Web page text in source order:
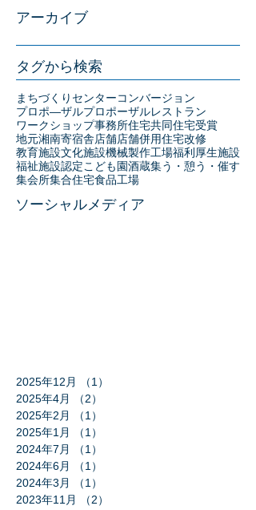
アーカイブ
タグから検索
まちづくりセンターコンバージョン
プロポ―ザルプロポーザルレストラン
ワークショップ事務所住宅共同住宅受賞
地元湘南寄宿舎店舗店舗併用住宅改修
教育施設文化施設機械製作工場福利厚生施設
福祉施設認定こども園酒蔵集う・憩う・催す
集会所集合住宅食品工場
ソーシャルメディア
2025年12月 （1）
2025年4月
（2）
2025年2月
（1）
2025年1月
（1）
2024年7月
（1）
2024年6月
（1）
2024年3月
（1）
2023年11月
（2）